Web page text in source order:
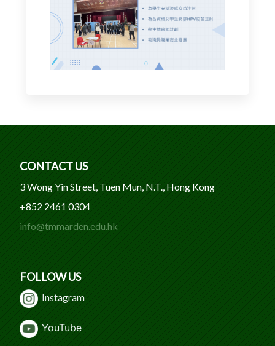
CONTACT US
3 Wong Yin Street, Tuen Mun, N.T., Hong Kong
+852 2461 0304
info@tmmarden.edu.hk
FOLLOW US
Instagram
YouTube